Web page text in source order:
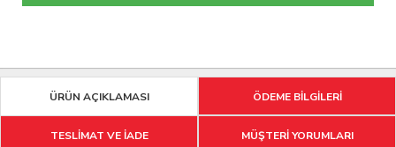
ÜRÜN AÇIKLAMASI ÖDEME BİLGİLERİ
TESLİMAT VE İADE MÜŞTERİ YORUMLARI